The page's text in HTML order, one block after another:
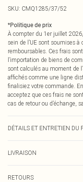
SKU: CMQ1285/37/52
*Politique de prix
À compter du 1er juillet
sein de l’UE sont soumises
remboursables. Ces frais
l’importation de biens de
sont calculés au moment de
affichés comme une ligne
finalisiez votre commande.
acceptez que ces frais ne
cas de retour ou d’échange,
DÉTAILS ET ENTRETIEN DU
couleur peut déteindre.
LIVRAISON
RETOURS